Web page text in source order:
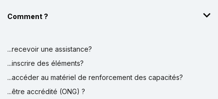
Comment ?
...recevoir une assistance?
...inscrire des éléments?
...accéder au matériel de renforcement des capacités?
...être accrédité (ONG) ?